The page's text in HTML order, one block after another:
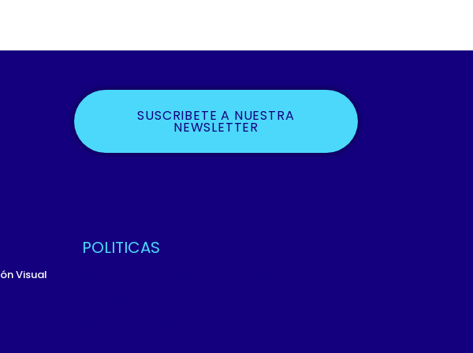
SUSCRIBETE A NUESTRA
NEWSLETTER
Visual
POLITICAS